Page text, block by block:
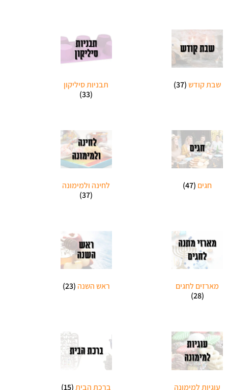
שבת קודש(37)
תבניות סיליקון
(33)
חגים (47)
לחינה ולמימונה
(37)
מארזים לחגים
(28)
ראש השנה(23)
עוגיות למימונה ברכת הבית(15)